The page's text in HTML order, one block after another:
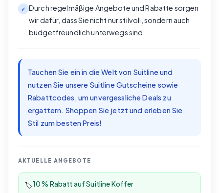
✓
Durch regelmäßige Angebote und Rabatte sorgen
wir dafür, dass Sie nicht nur stilvoll, sondern auch
budgetfreundlich unterwegs sind.
Tauchen Sie ein in die Welt von Suitline und
nutzen Sie unsere Suitline Gutscheine sowie
Rabattcodes, um unvergessliche Deals zu
ergattern. Shoppen Sie jetzt und erleben Sie
Stil zum besten Preis!
AKTUELLE ANGEBOTE
🏷️10 % Rabatt auf Suitline Koffer